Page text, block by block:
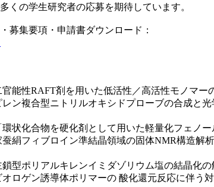
くの学生研究者の応募を期待しています。
募集要項・申請書ダウンロード：
能性RAFT剤を用いた低活性／高活性モノマー
ン複合型ニトリルオキシドプローブの合成と光
状化合物を硬化剤として用いた軽量化フェノー
絹フィブロイン準結晶領域の固体NMR構造解析
型ポリアルキレンイミダゾリウム塩の結晶化の
ロゲン誘導体ポリマーの 酸化還元反応に伴う対